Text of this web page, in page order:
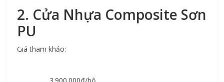
2. Cửa Nhựa Composite Sơn
PU
Giá tham khảo: